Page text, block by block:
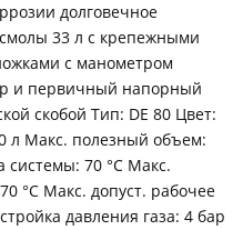
долговечное
33 л с крепежными
с манометром
и первичный напорный
скобой Тип: DE 80 Цвет:
Макс. полезный объем:
системы: 70 °C Макс.
°C Макс. допуст. рабочее
давления газа: 4 бар